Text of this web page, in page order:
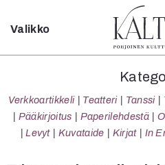
Sulje
Valikko
Verkkoartikkeli Teatteri Tanssi
Pääkirjoitus
Paperilehdestä
Levyt
Kuvataide Kirjat In